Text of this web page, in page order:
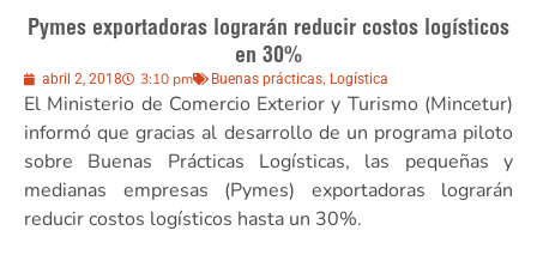
Pymes exportadoras lograrán reducir costos logísticos
en 30%
abril 2, 2018 3:10 pm Buenas prácticas, Logística
El Ministerio de Comercio Exterior y Turismo (Mincetur)
informó que gracias al desarrollo de un programa piloto
sobre Buenas Prácticas Logísticas, las pequeñas y
medianas empresas (Pymes) exportadoras lograrán
reducir costos logísticos hasta un 30%.